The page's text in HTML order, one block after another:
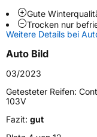
Weitere
SchlauchtypTL
ZustandNeureifen
M+SJa
Verstärkt
Gute
Trocken nur
Weitere Details bei
Auto Bild
03/2023
Getesteter Reifen:
103V
Fazit: gut